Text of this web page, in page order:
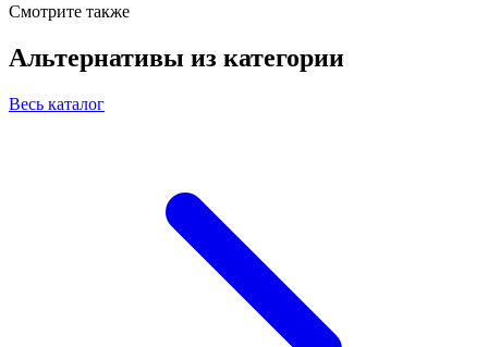
Смотрите также
Альтернативы из категории
Весь каталог